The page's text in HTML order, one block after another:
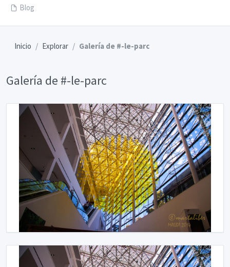
Blog
Inicio Explorar Galería de #-le-parc
Galería de #-le-parc